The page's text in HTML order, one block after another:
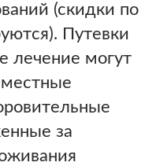
(скидки по
Путевки
лечение могут
местные
за